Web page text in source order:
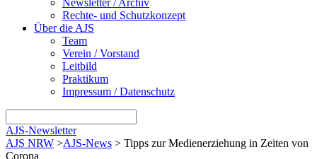
Rechte- und Schutzkonzept
Über die AJS
Team
Verein / Vorstand
Leitbild
Praktikum
Impressum / Datenschutz
AJS-Newsletter
AJS NRW >AJS-News > Tipps zur Medienerziehung in Zeiten von
Corona